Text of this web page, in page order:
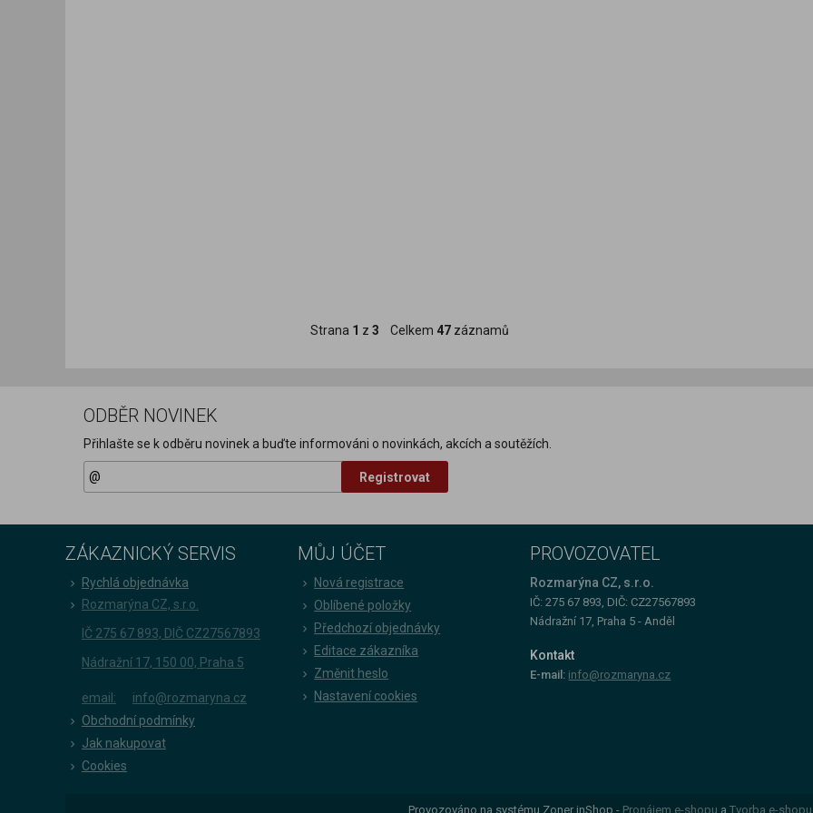
Strana 1 z 3 Celkem 47 záznamů
ODBĚR NOVINEK
Přihlašte se k odběru novinek a buďte informováni o novinkách, akcích a soutěžích.
Registrovat
ZÁKAZNICKÝ SERVIS
Rychlá objednávka
Rozmarýna CZ, s.r.o.
IČ 275 67 893, DIČ CZ27567893
Nádražní 17, 150 00, Praha 5
email:
info@rozmaryna.cz
Obchodní podmínky
Jak nakupovat
Cookies
MŮJ ÚČET
Nová registrace
Oblíbené položky
Předchozí objednávky
Editace zákazníka
Změnit heslo
Nastavení cookies
PROVOZOVATEL
Rozmarýna CZ, s.r.o.
IČ: 275 67 893, DIČ: CZ27567893
Nádražní 17, Praha 5 - Anděl
Kontakt
E-mail: info@rozmaryna.cz
Provozováno na systému Zoner inShop - Pronájem e-shopu a Tvorba e-shopu